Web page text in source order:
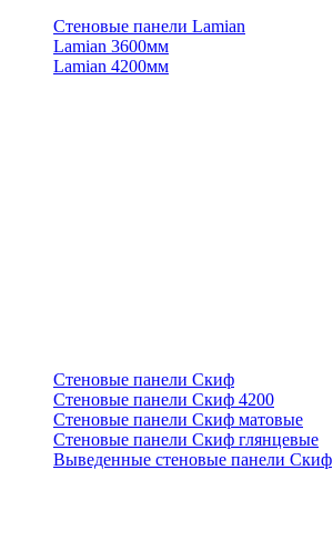
Стеновые панели Lamian
Lamian 3600мм
Lamian 4200мм
Стеновые панели Скиф
Стеновые панели Скиф 4200
Стеновые панели Скиф матовые
Стеновые панели Скиф глянцевые
Выведенные стеновые панели Скиф